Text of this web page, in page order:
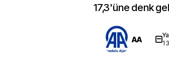
17,3'üne denk
AA